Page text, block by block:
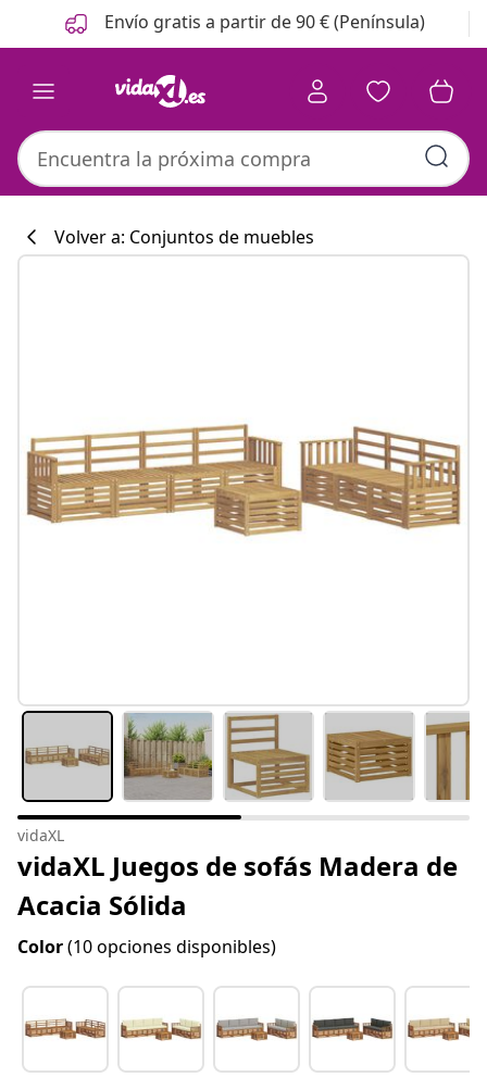
Anterior
Siguiente Envío gratis a partir de 90 € (Península)
Volver a: Conjuntos de muebles
vidaXL
vidaXL Juegos de sofás Madera de
Acacia Sólida
Color(10 opciones disponibles)